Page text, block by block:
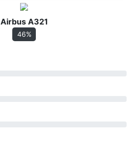
Airbus A321
46%